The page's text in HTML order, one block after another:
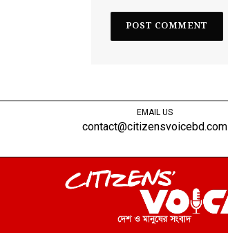
EMAIL US
contact@citizensvoicebd.com